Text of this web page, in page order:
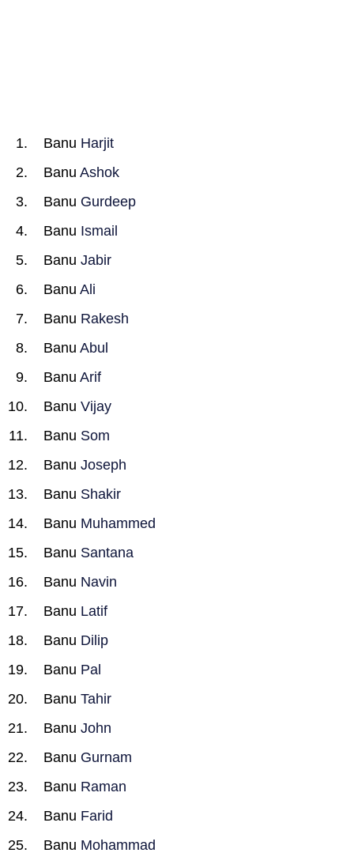
Banu Harjit
Banu Ashok
Banu Gurdeep
Banu Ismail
Banu Jabir
Banu Ali
Banu Rakesh
Banu Abul
Banu Arif
Banu Vijay
Banu Som
Banu Joseph
Banu Shakir
Banu Muhammed
Banu Santana
Banu Navin
Banu Latif
Banu Dilip
Banu Pal
Banu Tahir
Banu John
Banu Gurnam
Banu Raman
Banu Farid
Banu Mohammad